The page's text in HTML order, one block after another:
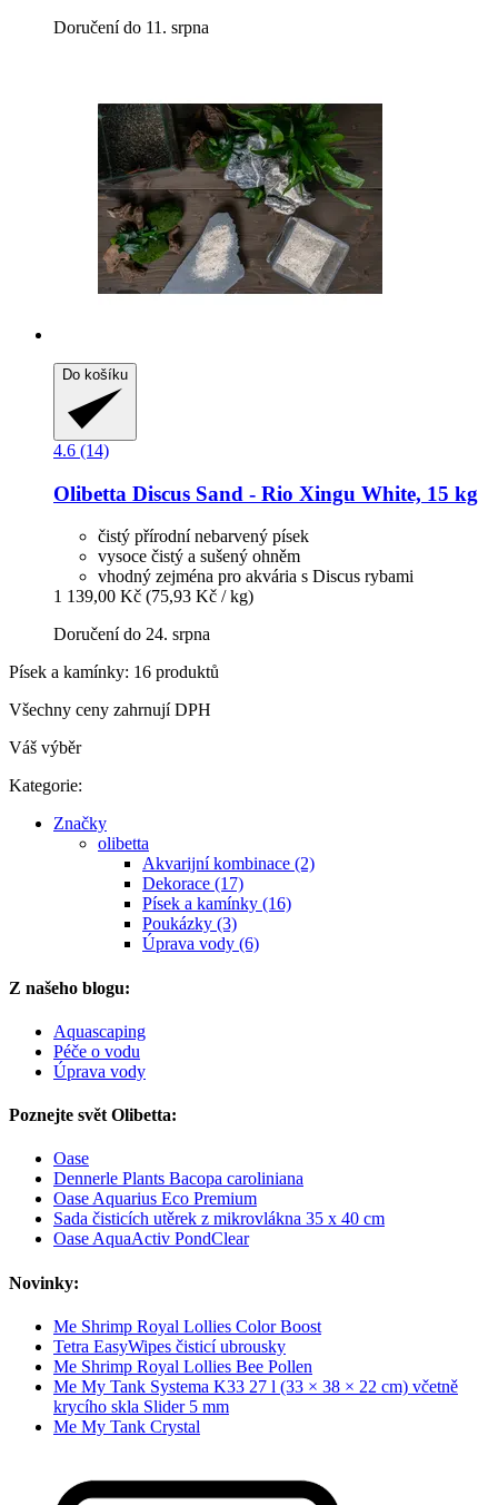
Doručení do 11. srpna
Do košíku
4.6 (14)
Olibetta Discus Sand -​ Rio Xingu White, 15 kg
čistý přírodní nebarvený písek
vysoce čistý a sušený ohněm
vhodný zejména pro akvária s Discus rybami
1 139,00 Kč (75,93 Kč / kg)
Doručení do 24. srpna
Písek a kamínky: 16 produktů
Všechny ceny zahrnují DPH
Váš výběr
Kategorie:
Značky
olibetta
Akvarijní kombinace (2)
Dekorace (17)
Písek a kamínky (16)
Poukázky (3)
Úprava vody (6)
Z našeho blogu:
Aquascaping
Péče o vodu
Úprava vody
Poznejte svět Olibetta:
Oase
Dennerle Plants Bacopa caroliniana
Oase Aquarius Eco Premium
Sada čisticích utěrek z mikrovlákna 35 x 40 cm
Oase AquaActiv PondClear
Novinky:
Me Shrimp Royal Lollies Color Boost
Tetra EasyWipes čisticí ubrousky
Me Shrimp Royal Lollies Bee Pollen
Me My Tank Systema K33 27 l (33 × 38 × 22 cm) včetně
krycího skla Slider 5 mm
Me My Tank Crystal